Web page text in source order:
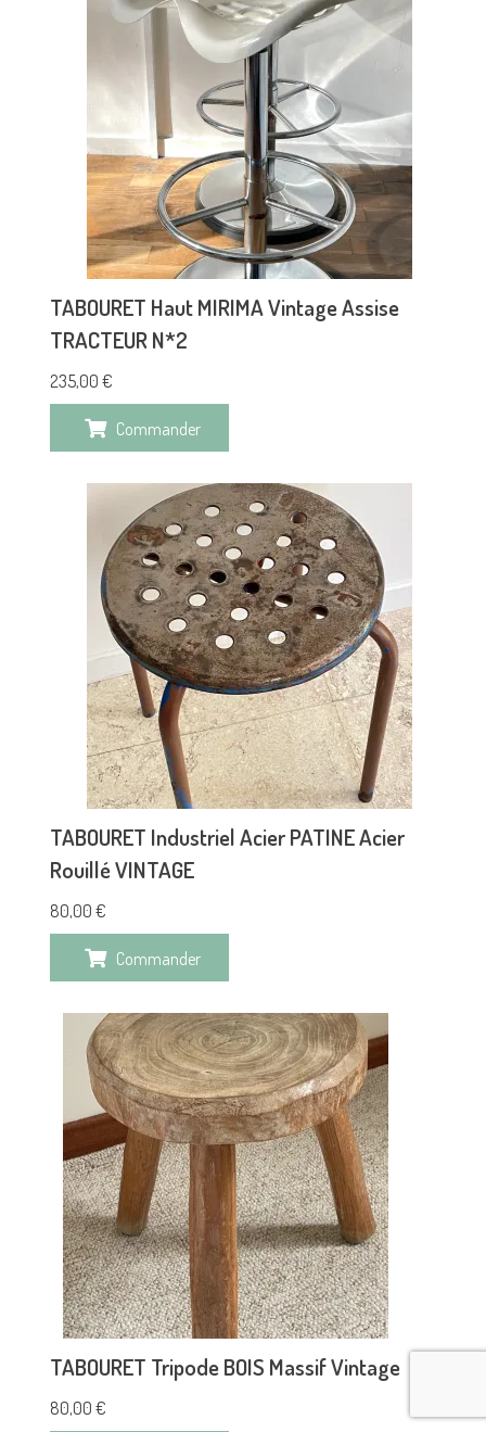
TABOURET Haut MIRIMA Vintage Assise
TRACTEUR N*2
235,00 €
Commander
TABOURET Industriel Acier PATINE Acier
Rouillé VINTAGE
80,00 €
Commander
TABOURET Tripode BOIS Massif Vintage
80,00 €